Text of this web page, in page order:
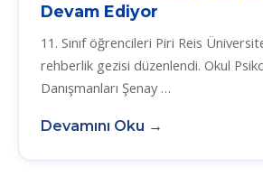
Devam Ediyor
11. Sınıf öğrencileri Piri Reis
rehberlik gezisi düzenlendi. Okul
Danışmanları Şenay …
Devamını Oku →